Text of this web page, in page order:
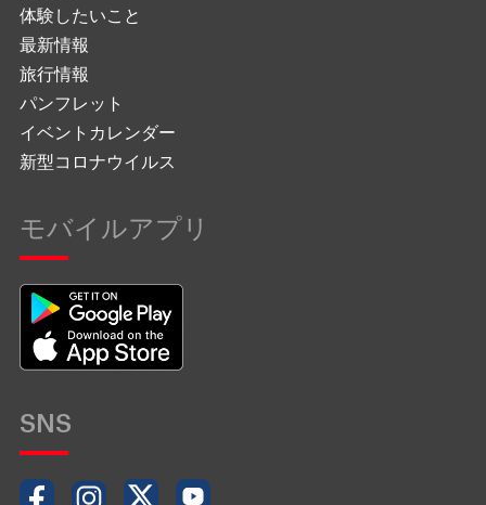
体験したいこと
最新情報
旅行情報
パンフレット
イベントカレンダー
新型コロナウイルス
モバイルアプリ
SNS